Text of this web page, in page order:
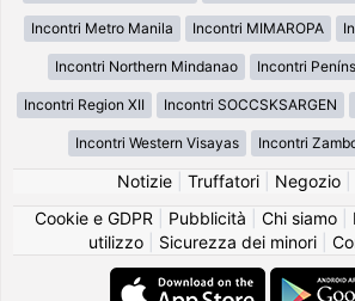
Incontri Metro Manila Incontri MIMAROPA
Incontri Northern Mindanao Incontri
Incontri Region XII Incontri SOCCSKSARGEN
Incontri Western Visayas Incontri
Notizie| Truffatori| Negozio|
Cookie e GDPR
Pubblicità Chi siamo|
utilizzo| Sicurezza dei minori|